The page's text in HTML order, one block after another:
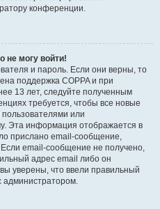
конференции.
не могу войти!
и пароль. Если они верны, то
поддержка COPPA и при
13 лет, следуйте полученным
требуется, чтобы все новые
или
Эта информация отображается в
прислано email-сообщение,
email-сообщение не получено,
адрес email либо он
уверены, что ввели правильный
администратором.